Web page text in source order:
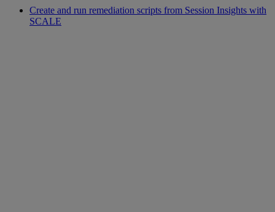
Create and run remediation scripts from Session Insights with
SCALE